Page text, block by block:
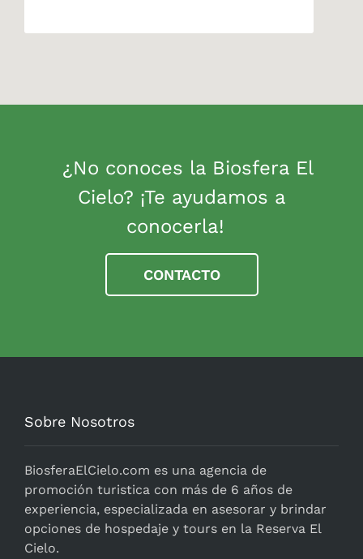
¿No conoces la Biosfera El
Cielo? ¡Te ayudamos a
conocerla!
CONTACTO
Sobre Nosotros
BiosferaElCielo.com es una agencia de
promoción turistica con más de 6 años de
experiencia, especializada en asesorar y brindar
opciones de hospedaje y tours en la Reserva El
Cielo.